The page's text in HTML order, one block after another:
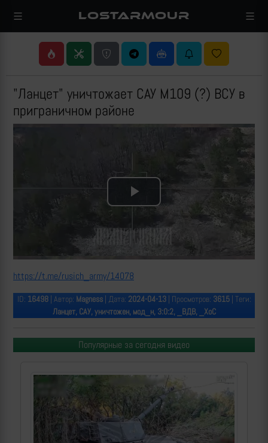
LOSTARMOUR
"Ланцет" уничтожает САУ M109 (?) ВСУ в
приграничном районе
Play
Video
https://t.me/rusich_army/14078
ID: 16498| Автор: Magness| Дата: 2024-04-13| Просмотров: 3615| Теги:
Ланцет, САУ, уничтожен, мод_н, 3:0:2, _ВДВ, _ХоС
Популярные за сегодня видео